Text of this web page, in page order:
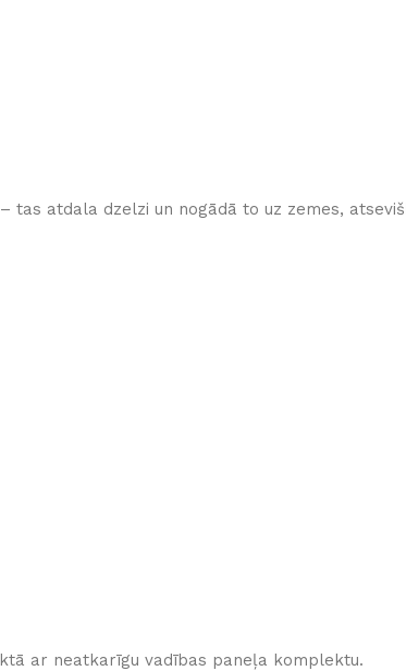
tas atdala dzelzi un nogādā to uz zemes,
ar neatkarīgu vadības paneļa komplektu.